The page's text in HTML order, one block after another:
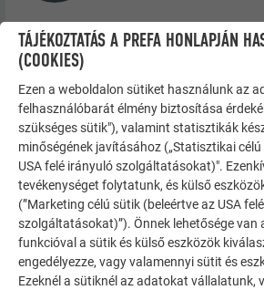
Osztási
Kivitelezés és
TÁJÉKOZTATÁS A PREFA HONLAPJÁN
(COOKIES)
Ezen a weboldalon sütiket használunk az
felhasználóbarát élmény biztosítása
szükséges sütik"), valamint statisztikák
minőségének javításához („Statisztikai
USA felé irányuló szolgáltatásokat)".
tevékenységet folytatunk, és külső
(”Marketing célú sütik (beleértve az USA
szolgáltatásokat)”). Önnek lehetősége van
funkcióval a sütik és külső eszközök
engedélyezze, vagy valamennyi sütit és
Ezeknél a sütiknél az adatokat vállalatunk,